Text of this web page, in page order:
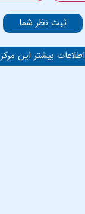
ثبت نظر شما
اطلاعات بیشتر این مرکز